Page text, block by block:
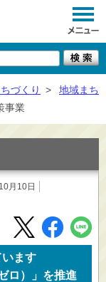
づくり >
地域まち
事業
月10日
ます
ロ）」を推進